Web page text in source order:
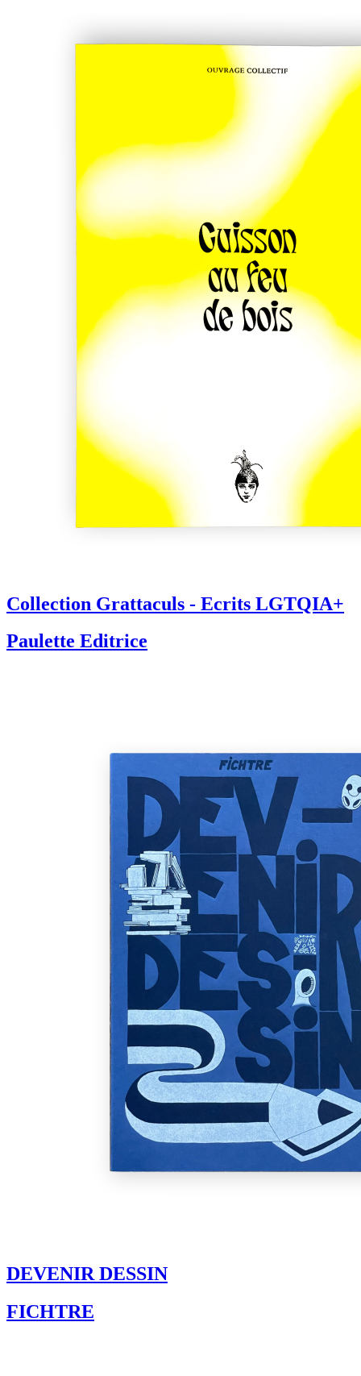
Collection Grattaculs - Ecrits LGTQIA+
Paulette Editrice
DEVENIR DESSIN
FICHTRE